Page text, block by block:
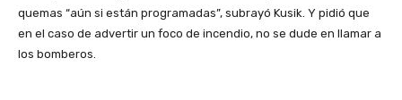
quemas “aún si están programadas”, subrayó Kusik. Y pidió que
en el caso de advertir un foco de incendio, no se dude en llamar a
los bomberos.